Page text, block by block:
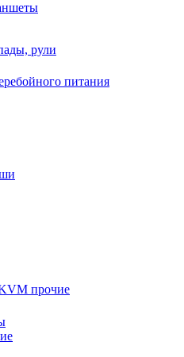
рули
питания
прочие